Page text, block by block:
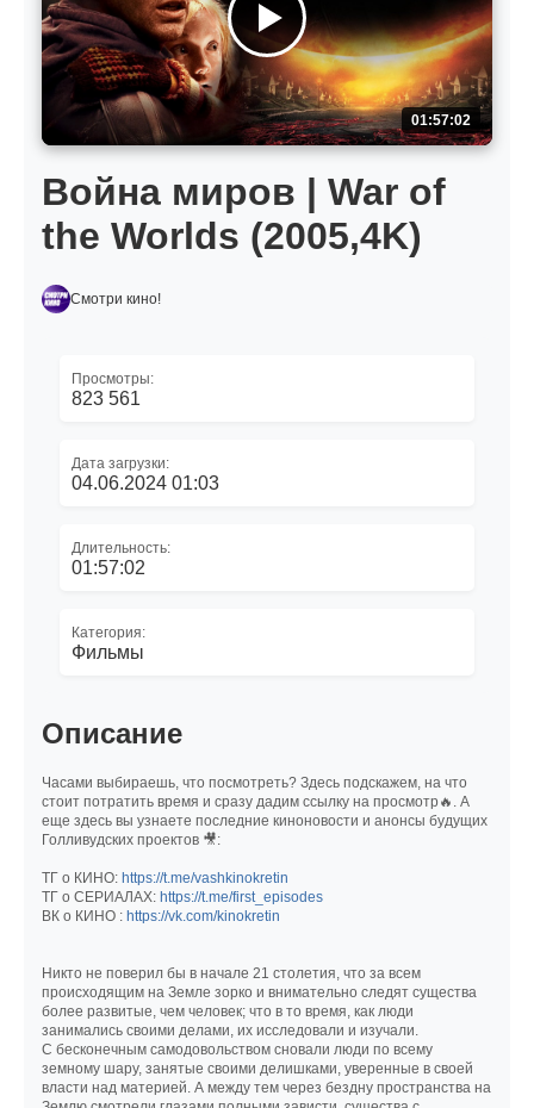
01:57:02
Война миров | War of
the Worlds (2005,4K)
Смотри кино!
Просмотры:
823 561
Дата загрузки:
04.06.2024 01:03
Длительность:
01:57:02
Категория:
Фильмы
Описание
Часами выбираешь, что посмотреть? Здесь подскажем, на что
стоит потратить время и сразу дадим ссылку на просмотр🔥. А
еще здесь вы узнаете последние киноновости и анонсы будущих
Голливудских проектов 🎥:
ТГ о КИНО: https://t.me/vashkinokretin
ТГ о СЕРИАЛАХ: https://t.me/first_episodes
ВК о КИНО : https://vk.com/kinokretin
Никто не поверил бы в начале 21 столетия, что за всем
происходящим на Земле зорко и внимательно следят существа
более развитые, чем человек; что в то время, как люди
занимались своими делами, их исследовали и изучали.
С бесконечным самодовольством сновали люди по всему
земному шару, занятые своими делишками, уверенные в своей
власти над материей. А между тем через бездну пространства на